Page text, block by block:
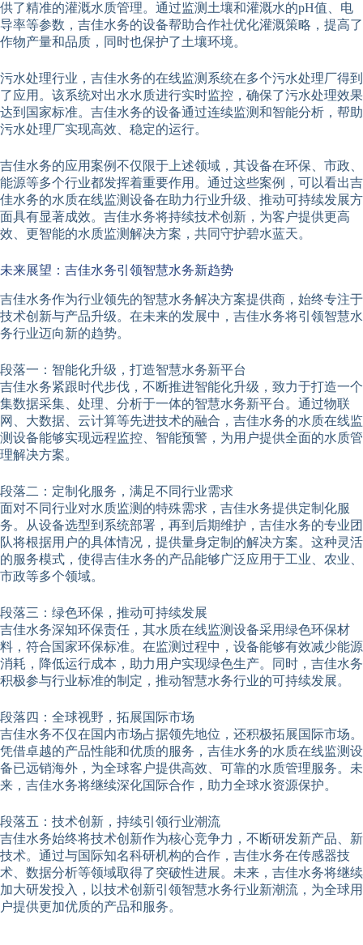
供了精准的灌溉水质管理。通过监测土壤和灌溉水的pH值、电
导率等参数，吉佳水务的设备帮助合作社优化灌溉策略，提高了
作物产量和品质，同时也保护了土壤环境。
污水处理行业，吉佳水务的在线监测系统在多个污水处理厂得到
了应用。该系统对出水水质进行实时监控，确保了污水处理效果
达到国家标准。吉佳水务的设备通过连续监测和智能分析，帮助
污水处理厂实现高效、稳定的运行。
吉佳水务的应用案例不仅限于上述领域，其设备在环保、市政、
能源等多个行业都发挥着重要作用。通过这些案例，可以看出吉
佳水务的水质在线监测设备在助力行业升级、推动可持续发展方
面具有显著成效。吉佳水务将持续技术创新，为客户提供更高
效、更智能的水质监测解决方案，共同守护碧水蓝天。
未来展望：吉佳水务引领智慧水务新趋势
吉佳水务作为行业领先的智慧水务解决方案提供商，始终专注于
技术创新与产品升级。在未来的发展中，吉佳水务将引领智慧水
务行业迈向新的趋势。
段落一：智能化升级，打造智慧水务新平台
吉佳水务紧跟时代步伐，不断推进智能化升级，致力于打造一个
集数据采集、处理、分析于一体的智慧水务新平台。通过物联
网、大数据、云计算等先进技术的融合，吉佳水务的水质在线监
测设备能够实现远程监控、智能预警，为用户提供全面的水质管
理解决方案。
段落二：定制化服务，满足不同行业需求
面对不同行业对水质监测的特殊需求，吉佳水务提供定制化服
务。从设备选型到系统部署，再到后期维护，吉佳水务的专业团
队将根据用户的具体情况，提供量身定制的解决方案。这种灵活
的服务模式，使得吉佳水务的产品能够广泛应用于工业、农业、
市政等多个领域。
段落三：绿色环保，推动可持续发展
吉佳水务深知环保责任，其水质在线监测设备采用绿色环保材
料，符合国家环保标准。在监测过程中，设备能够有效减少能源
消耗，降低运行成本，助力用户实现绿色生产。同时，吉佳水务
积极参与行业标准的制定，推动智慧水务行业的可持续发展。
段落四：全球视野，拓展国际市场
吉佳水务不仅在国内市场占据领先地位，还积极拓展国际市场。
凭借卓越的产品性能和优质的服务，吉佳水务的水质在线监测设
备已远销海外，为全球客户提供高效、可靠的水质管理服务。未
来，吉佳水务将继续深化国际合作，助力全球水资源保护。
段落五：技术创新，持续引领行业潮流
吉佳水务始终将技术创新作为核心竞争力，不断研发新产品、新
技术。通过与国际知名科研机构的合作，吉佳水务在传感器技
术、数据分析等领域取得了突破性进展。未来，吉佳水务将继续
加大研发投入，以技术创新引领智慧水务行业新潮流，为全球用
户提供更加优质的产品和服务。